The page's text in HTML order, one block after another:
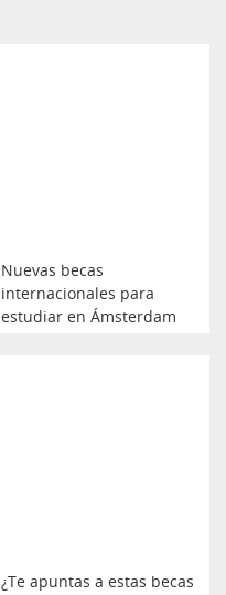
Nuevas becas
internacionales para
estudiar en Ámsterdam
¿Te apuntas a estas becas